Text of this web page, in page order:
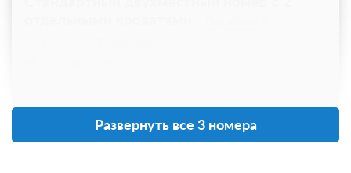
Проживание без питания
Развернуть все 3 номера